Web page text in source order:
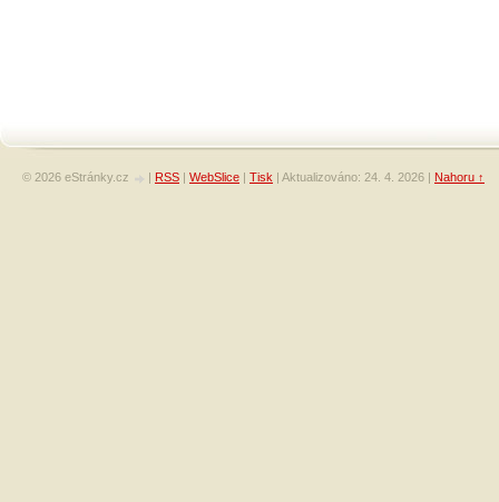
© 2026 eStránky.cz | RSS | WebSlice | Tisk | Aktualizováno: 24. 4. 2026 | Nahoru ↑